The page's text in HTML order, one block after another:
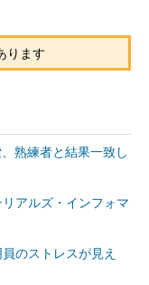
ります
熟練者と結果一致し
アルズ・インフォマ
のストレスが見え